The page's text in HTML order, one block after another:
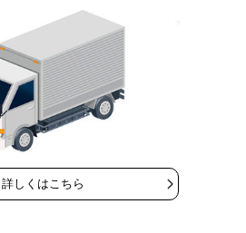
詳しくはこちら